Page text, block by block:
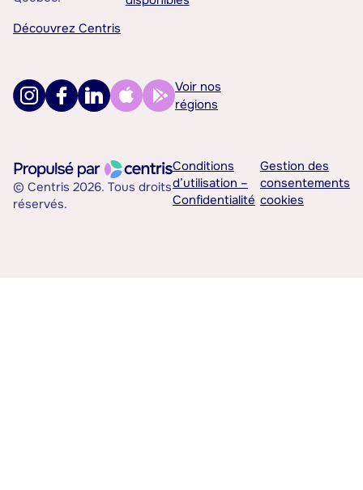
Découvrez Centris
Voir nos
régions
© Centris 2026. Tous droits
réservés.
Conditions
d’utilisation –
Confidentialité
Gestion des
consentements
cookies